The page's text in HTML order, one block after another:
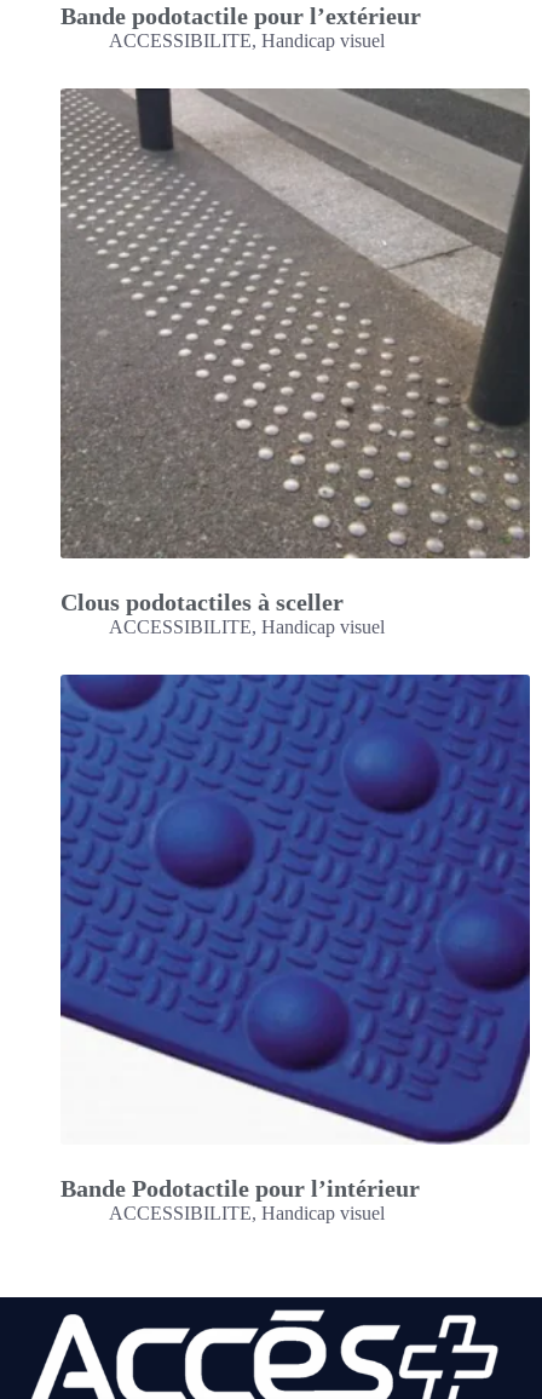
Bande podotactile pour l’extérieur
ACCESSIBILITE, Handicap visuel
Clous podotactiles à sceller
ACCESSIBILITE, Handicap visuel
Bande Podotactile pour l’intérieur
ACCESSIBILITE, Handicap visuel